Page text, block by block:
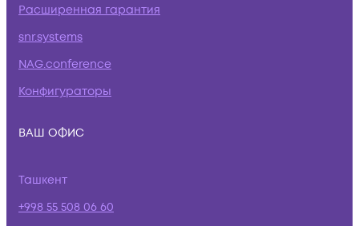
Расширенная гарантия
snr.systems
NAG.conference
Конфигураторы
ВАШ ОФИС
Ташкент
+998 55 508 06 60